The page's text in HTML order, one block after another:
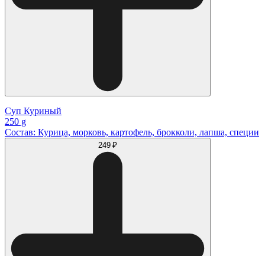
Суп Куриный
250 g
Состав: Курица, морковь, картофель, брокколи, лапша, специи
249 ₽